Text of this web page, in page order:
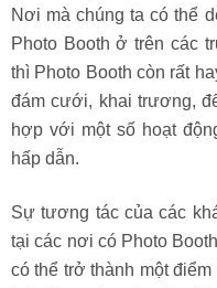
Nơi mà chúng ta có thể
Photo Booth ở trên các
thì Photo Booth còn rất
đám cưới, khai trương,
hợp với một số hoạt
hấp dẫn.
Sự tương tác của các
tại các nơi có Photo
có thể trở thành một